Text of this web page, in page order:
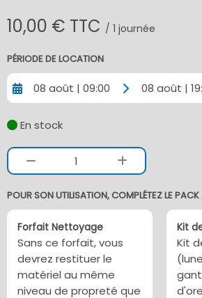
10,00 € TTC / 1 journée
PÉRIODE DE LOCATION
08 août | 09:00 08 août |
En stock
1
POUR SON UTILISATION, COMPLÉTEZ LE
Forfait Nettoyage
Sans ce forfait, vous
devrez restituer le
matériel au même
niveau de propreté que
Kit
Kit